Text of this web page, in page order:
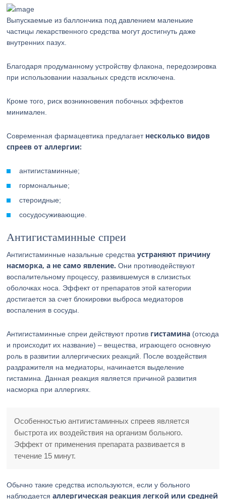
Выпускаемые из баллончика под давлением маленькие
частицы лекарственного средства могут достигнуть даже
внутренних пазух.
Благодаря продуманному устройству флакона, передозировка
при использовании назальных средств исключена.
Кроме того, риск возникновения побочных эффектов
минимален.
Современная фармацевтика предлагает несколько видов
спреев от аллергии:
антигистаминные;
гормональные;
стероидные;
сосудосуживающие.
Антигистаминные спреи
Антигистаминные назальные средстваустраняют причину
насморка, а не само явление. Они противодействуют
воспалительному процессу, развившемуся в слизистых
оболочках носа. Эффект от препаратов этой категории
достигается за счет блокировки выброса медиаторов
воспаления в сосуды.
Антигистаминные спреи действуют против гистамина (отсюда
и происходит их название) – вещества, играющего основную
роль в развитии аллергических реакций. После воздействия
раздражителя на медиаторы, начинается выделение
гистамина. Данная реакция является причиной развития
насморка при аллергиях.
Особенностью антигистаминных спреев является
быстрота их воздействия на организм больного.
Эффект от применения препарата развивается в
течение 15 минут.
Обычно такие средства используются, если у больного
наблюдаетсяаллергическая реакция легкой или средней